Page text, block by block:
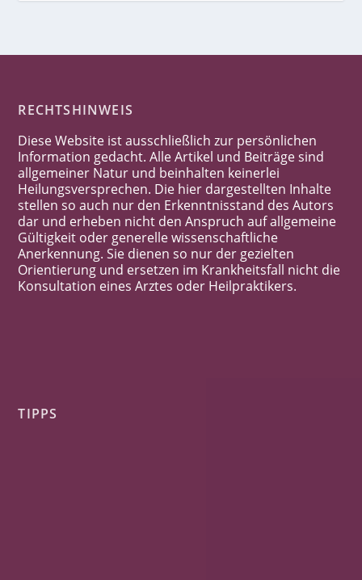
RECHTSHINWEIS
Diese Website ist ausschließlich zur persönlichen
Information gedacht. Alle Artikel und Beiträge sind
allgemeiner Natur und beinhalten keinerlei
Heilungsversprechen. Die hier dargestellten Inhalte
stellen so auch nur den Erkenntnisstand des Autors
dar und erheben nicht den Anspruch auf allgemeine
Gültigkeit oder generelle wissenschaftliche
Anerkennung. Sie dienen so nur der gezielten
Orientierung und ersetzen im Krankheitsfall nicht die
Konsultation eines Arztes oder Heilpraktikers.
TIPPS